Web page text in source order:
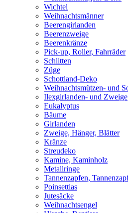
Wichtel
Weihnachtsmänner
Beerengirlanden
Beerenzweige
Beerenkränze
Pick-up, Roller, Fahrräder
Schlitten
Züge
Schottland-Deko
Weihnachtsmützen- und
Ilexgirlanden- und Zweige
Eukalyptus
Bäume
Girlanden
Zweige, Hänger, Blätter
Kränze
Streudeko
Kamine, Kaminholz
Metallringe
Tannenzapfen,
Poinsettias
Jutesäcke
Weihnachtsengel